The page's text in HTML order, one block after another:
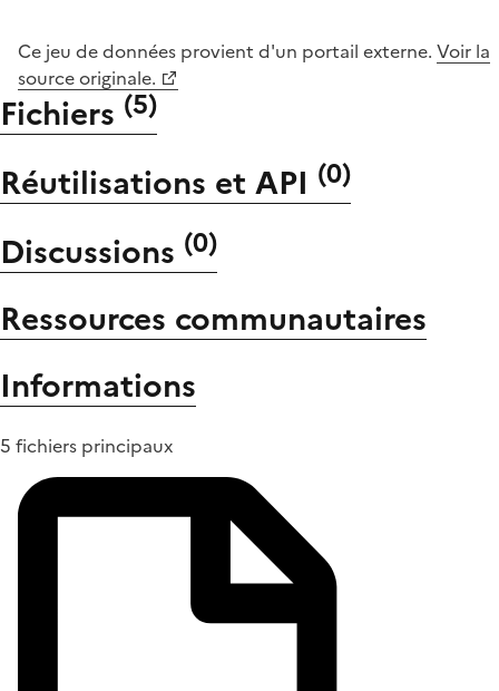
Ce jeu de données provient d'un portail externe. Voir la
source originale.
Fichiers (5)
Réutilisations et API (0)
Discussions (0)
Ressources communautaires
Informations
5 fichiers principaux